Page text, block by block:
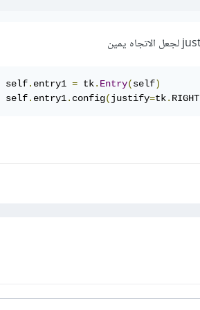
self
. entry1 = tk. Entry(self)
self
. entry1. config(justify=tk. RIGHT